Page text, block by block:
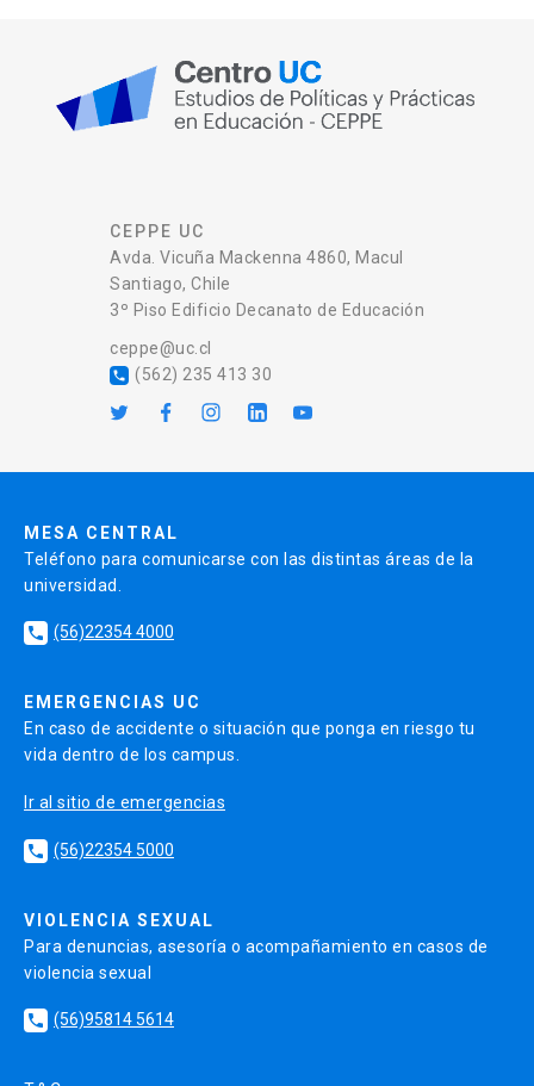
CEPPE UC
Avda. Vicuña Mackenna 4860, Macul
Santiago, Chile
3º Piso Edificio Decanato de Educación
ceppe@uc.cl
local_phone (562) 235 413 30
MESA CENTRAL
Teléfono para comunicarse con las distintas áreas de la
universidad.
local_phone (56)22354 4000
EMERGENCIAS UC
En caso de accidente o situación que ponga en riesgo tu
vida dentro de los campus.
Ir al sitio de emergencias
local_phone (56)22354 5000
VIOLENCIA SEXUAL
Para denuncias, asesoría o acompañamiento en casos de
violencia sexual
local_phone (56)95814 5614